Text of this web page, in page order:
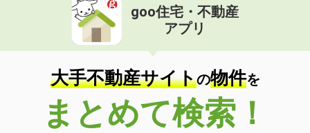
goo住宅・不動産
アプリ
大手不動産サイトの物件を
まとめて検索！